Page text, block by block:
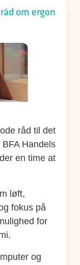
om ergon
råd til det
Handels
en time at
løft,
fokus på
for
og